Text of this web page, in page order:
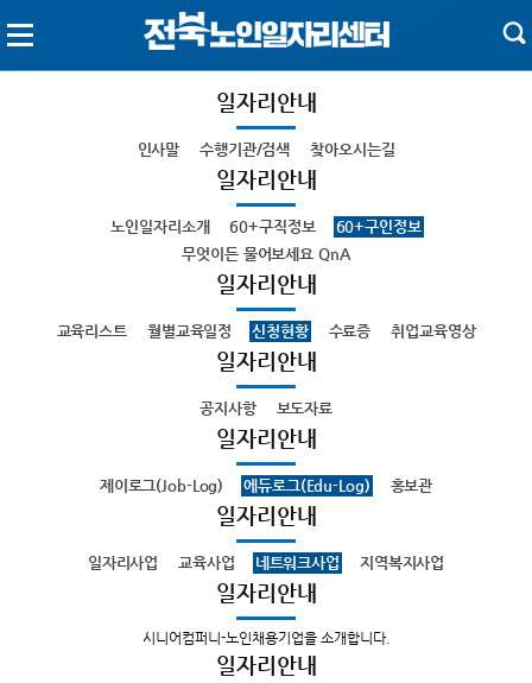
일자리안내
인사말 수행기관/검색 찾아오시는길
일자리안내
노인일자리소개 60+구직정보
60+구인정보
무엇이든 물어보세요 QnA
일자리안내
교육리스트 월별교육일정 신청현황 수료증 취업교육영상
일자리안내
공지사항 보도자료
일자리안내
제이로그(Job-Log) 에듀로그(Edu-Log) 홍보관
일자리안내
일자리사업 교육사업 네트워크사업 지역복지사업
일자리안내
시니어컴퍼니-노인채용기업을 소개합니다.
일자리안내